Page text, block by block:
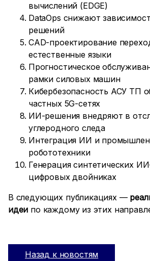
вычислений (EDGE)
DataOps снижают
решений
CAD-проектирование
естественные языки
Прогностическое
рамки силовых машин
Кибербезопасность АСУ ТП
частных 5G-сетях
ИИ-решения внедряют в
углеродного следа
Интеграция ИИ и
робототехники
Генерация синтетических
цифровых двойниках
В следующих публикациях —
идеи по каждому из этих
Назад к новостям